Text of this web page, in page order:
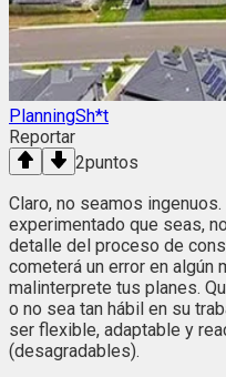
PlanningSh*t
Reportar
2puntos
Claro, no seamos
experimentado que seas,
detalle del proceso de
cometerá un error en algún
malinterprete tus planes.
o no sea tan hábil en su
ser flexible, adaptable y
(desagradables).